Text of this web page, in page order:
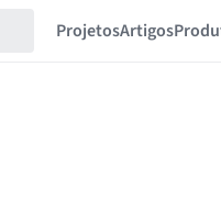
ProjetosArtigos